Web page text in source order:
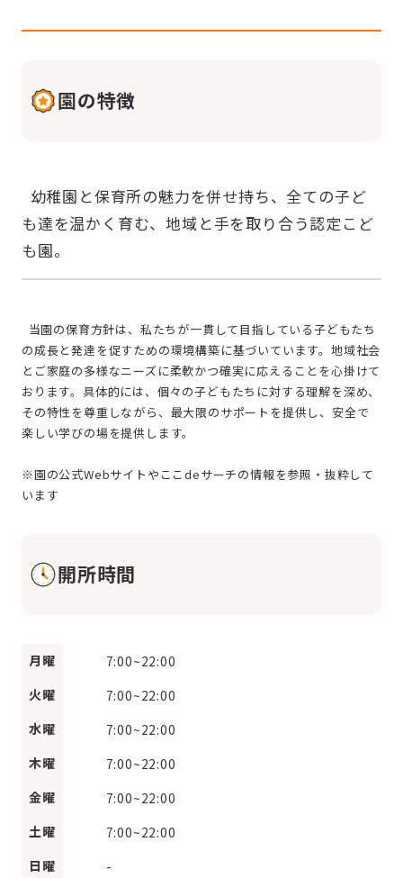
園の特徴
も達を温かく育む、地域と手を取り合う認定こど
の成長と発達を促すための環境構築に基づいています。地域社会
とご家庭の多様なニーズに柔軟かつ確実に応えることを心掛けて
おります。具体的には、個々の子どもたちに対する理解を深め、
その特性を尊重しながら、最大限のサポートを提供し、安全で
楽しい学びの場を提供します。
※園の公式Webサイトやここdeサーチの情報を参照・抜粋して
開所時間
月曜 7:00~22:00
火曜
7:00~22:00
水曜
7:00~22:00
木曜
7:00~22:00
金曜
7:00~22:00
土曜
7:00~22:00
日曜
-